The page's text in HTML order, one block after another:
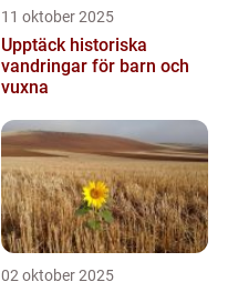
11 oktober 2025
Upptäck historiska
vandringar för barn och
vuxna
02 oktober 2025